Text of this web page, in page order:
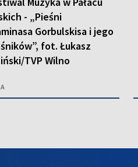
- „Pieśni
Gorbulskisa i jego
fot. Łukasz
TVP Wilno